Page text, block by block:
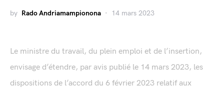
by Rado Andriamampionona 14 mars 2023
Le ministre du travail, du plein emploi et de l’insertion,
envisage d’étendre, par avis publié le 14 mars 2023, les
dispositions de l’accord du 6 février 2023 relatif aux